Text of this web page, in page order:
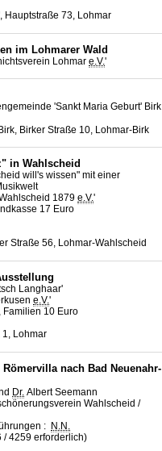
Hauptstraße 73, Lohmar
im Lohmarer Wald
Lohmar e.V.'
'Sankt Maria Geburt' Birk
Birker Straße 10, Lohmar-Birk
in Wahlscheid
will's wissen" mit einer
1879 e.V.'
17 Euro
Straße 56, Lohmar-Wahlscheid
Langhaar'
e.V.'
Familien 10 Euro
Lohmar
nach Bad Neuenahr-
Dr. Albert Seemann
Wahlscheid /
: N.N.
/ 4259 erforderlich)